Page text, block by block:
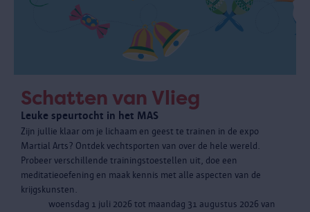
Schatten van Vlieg
Leuke speurtocht in het MAS
Zijn jullie klaar om je lichaam en geest te trainen in de expo
Martial Arts? Ontdek vechtsporten van over de hele wereld.
Probeer verschillende trainingstoestellen uit, doe een
meditatieoefening en maak kennis met alle aspecten van de
krijgskunsten.
woensdag 1 juli 2026 tot maandag 31 augustus 2026 van